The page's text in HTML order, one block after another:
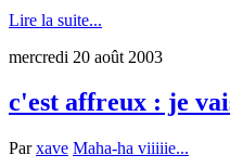
Lire la suite...
mercredi 20 août 2003
c'est affreux : je
Parxave Maha-ha viiiiie...